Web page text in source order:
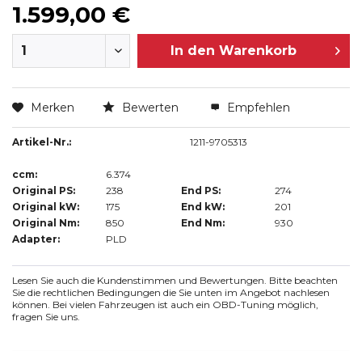
1.599,00 €
In den Warenkorb
Merken Bewerten Empfehlen
Artikel-Nr.: 1211-9705313
ccm:
6.374
Original PS:
238 End PS:
274
Original kW:
175 End kW:
201
Original Nm:
850 End Nm:
930
Adapter:
PLD
Lesen Sie auch die Kundenstimmen und Bewertungen. Bitte beachten
Sie die rechtlichen Bedingungen die Sie unten im Angebot nachlesen
können. Bei vielen Fahrzeugen ist auch ein OBD-Tuning möglich,
fragen Sie uns.